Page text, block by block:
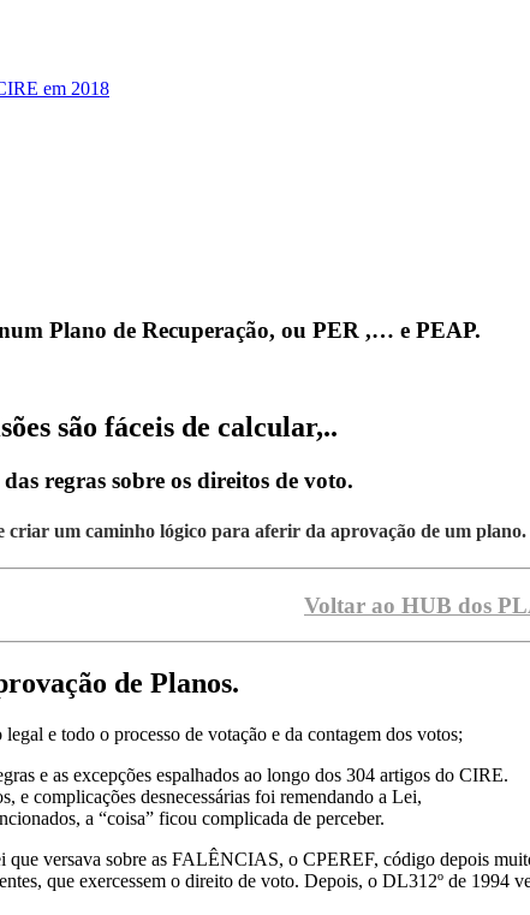
em 2018
Plano de Recuperação, ou PER ,… e PEAP.
são fáceis de calcular,..
regras sobre os direitos de voto.
criar um caminho lógico para aferir da aprovação de um plano.
Voltar ao HUB dos
de Planos.
e todo o processo de votação e da contagem dos votos;
e as excepções espalhados ao longo dos 304 artigos do CIRE.
e complicações desnecessárias foi remendando a Lei,
a “coisa” ficou complicada de perceber.
versava sobre as FALÊNCIAS, o CPEREF, código depois
que exercessem o direito de voto. Depois, o DL312º de 1994